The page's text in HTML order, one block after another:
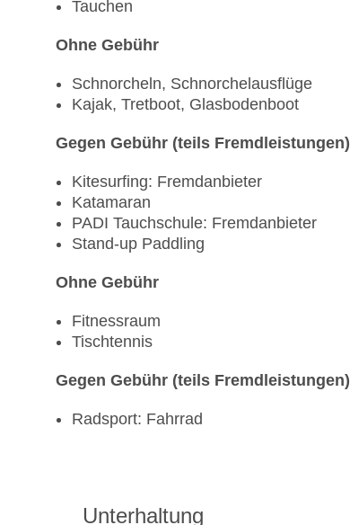
Tauchen
Ohne Gebühr
Schnorcheln, Schnorchelausflüge
Kajak, Tretboot, Glasbodenboot
Gegen Gebühr (teils Fremdleistungen)
Kitesurfing: Fremdanbieter
Katamaran
PADI Tauchschule: Fremdanbieter
Stand-up Paddling
Ohne Gebühr
Fitnessraum
Tischtennis
Gegen Gebühr (teils Fremdleistungen)
Radsport: Fahrrad
Unterhaltung